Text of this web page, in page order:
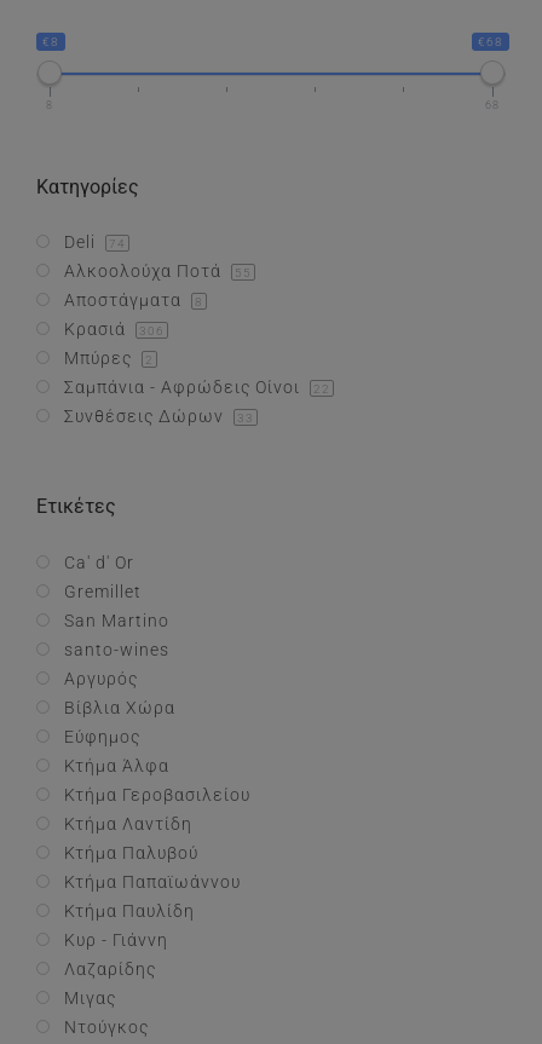
Συνθέσεις Δώρων
€8 €68
8 68
Κατηγορίες
Deli 74
Αλκοολούχα Ποτά 55
Αποστάγματα 8
Κρασιά 306
Μπύρες 2
Σαμπάνια - Αφρώδεις Οίνοι 22
Συνθέσεις Δώρων 33
Ετικέτες
Ca' d' Or
Gremillet
San Martino
santo-wines
Αργυρός
Βίβλια Χώρα
Εύφημος
Κτήμα Άλφα
Κτήμα Γεροβασιλείου
Κτήμα Λαντίδη
Κτήμα Παλυβού
Κτήμα Παπαϊωάννου
Κτήμα Παυλίδη
Κυρ - Γιάννη
Λαζαρίδης
Μιγας
Ντούγκος